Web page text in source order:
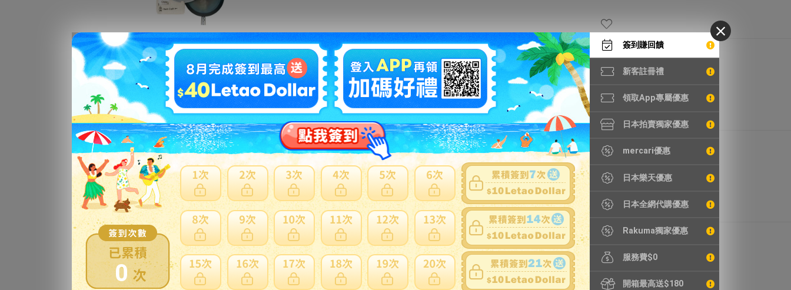
0
簽到賺回饋
新客註冊禮
領取App專屬優惠
日本拍賣獨家優惠
mercari優惠
日本樂天優惠
日本全網代購優惠
Rakuma獨家優惠
服務費$0
開箱最高送$180
テーブルマット 幾何学 レトロ 木目柄 麻素材 断熱 耐汚れ コースター アメ
リカン スタイル ダイニングテーブル デコレーション 食器置き リビング 書
斎 アウトドア 商用
賣家： soarsole
4,172円
HK219.0元
ペット哺乳瓶 120ml 子猫 ミルク 哺乳瓶 子犬 子猫 栄養補給 水分補給 ペッ
ト ミルク哺乳瓶 給餌 ツール付き プラスチック 子犬ミルク瓶 犬 小型犬用哺
乳瓶 授乳 ペット用 哺乳瓶 離乳 餌やり
賣家： zax0612
3,678円
HK193.1元
小野商事 エース 牛床革手袋 外縫い プレミアム Mサイズ AG4603【お寄せ
品、返品キャンセル不可。欠品終売時連絡あり】
賣家： parusu
894円
HK46.9元